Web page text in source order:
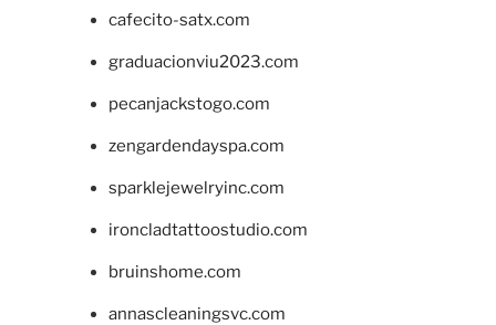
cafecito-satx.com
graduacionviu2023.com
pecanjackstogo.com
zengardendayspa.com
sparklejewelryinc.com
ironcladtattoostudio.com
bruinshome.com
annascleaningsvc.com